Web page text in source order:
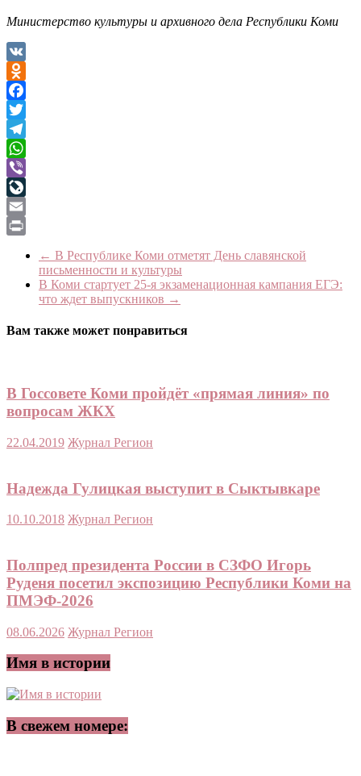
Министерство культуры и архивного дела Республики Коми
VK
Odnoklassniki
Facebook
Twitter
Telegram
WhatsApp
Viber
LiveJournal
Email
← В Республике Коми отметят День славянской
письменности и культуры
В Коми стартует 25-я экзаменационная кампания ЕГЭ:
что ждет выпускников →
Вам также может понравиться
В Госсовете Коми пройдёт «прямая линия» по
вопросам ЖКХ
22.04.2019 Журнал Регион
Надежда Гулицкая выступит в Сыктывкаре
10.10.2018 Журнал Регион
Полпред президента России в СЗФО Игорь
Руденя посетил экспозицию Республики Коми на
ПМЭФ-2026
08.06.2026 Журнал Регион
Имя в истории
В свежем номере: